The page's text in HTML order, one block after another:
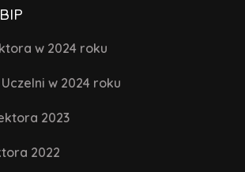
w 2024 roku
w 2024 roku
2023
2022